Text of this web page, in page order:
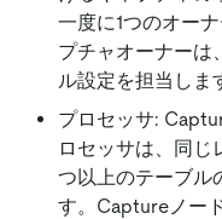
一度に1つのオー
プチャオーナーは
ル設定を担当しま
プロセッサ:
ロセッサは、同じ
つ以上のテーブル
す。Captureノー